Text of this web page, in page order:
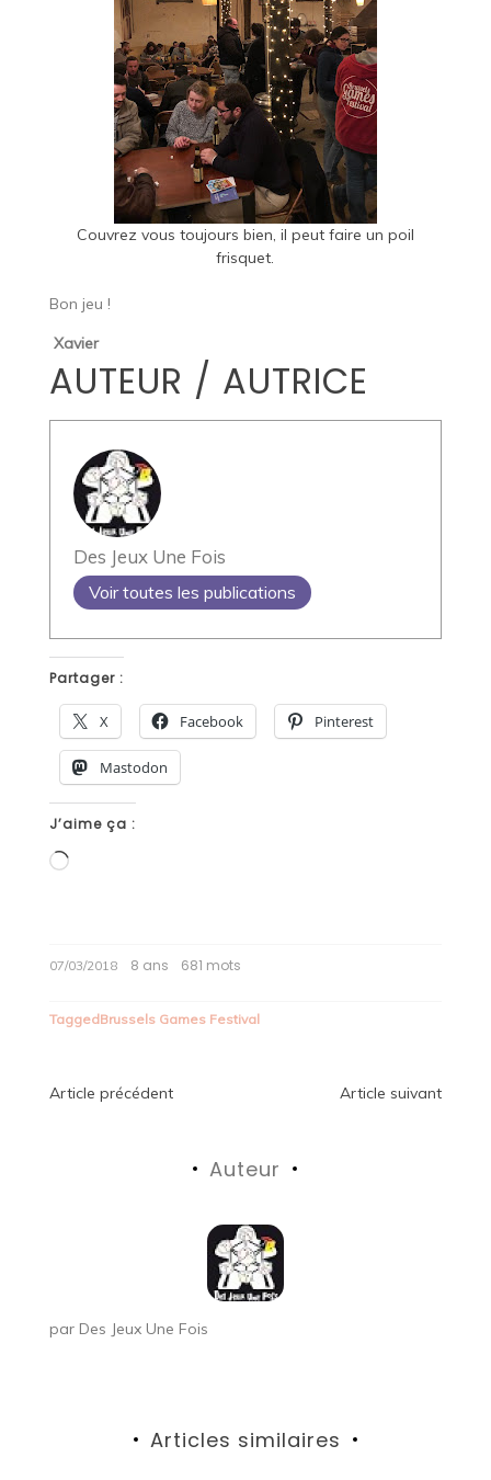
Couvrez vous toujours bien, il peut faire un poil
frisquet.
Bon jeu !
Xavier
AUTEUR / AUTRICE
Des Jeux Une Fois
Voir toutes les publications
Partager :
X Facebook Pinterest
Mastodon
J’aime ça :
Chargement…
07/03/2018 8 ans 681 mots
TaggedBrussels Games Festival
Navigation
Article précédent Article suivant
Auteur
par Des Jeux Une Fois
Articles similaires